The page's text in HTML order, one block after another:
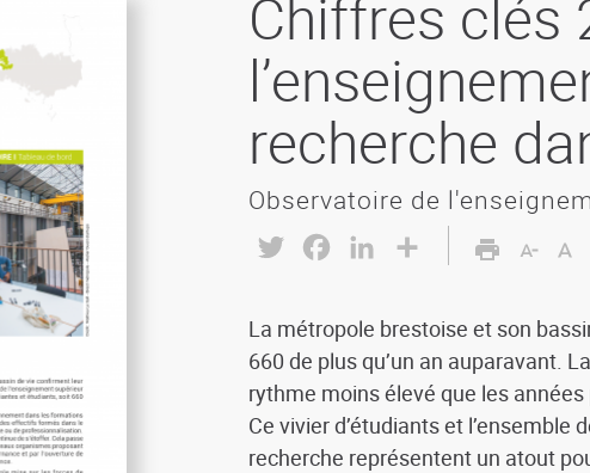
Chiffres clés
recherche
Observatoire de
Twitter FacebookLinkedIn
La métropole brestoise et son
660 de plus qu’un an auparavant.
rythme moins élevé que les années
Ce vivier d’étudiants et l’ensemble
recherche représentent un atout